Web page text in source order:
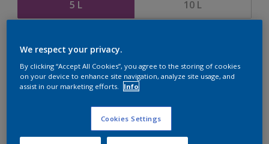
5 L 10 L
Bereken
Op dit moment is het niet mogelijk dit product online
te bestellen. Houd de website in de gaten, we werken
er hard aan om de voorraad aan te vullen.
We respect your privacy.
By clicking “Accept All Cookies”, you agree to the storing of cookies
on your device to enhance site navigation, analyze site usage, and
assist in our marketing efforts.
Info
Cookies Settings